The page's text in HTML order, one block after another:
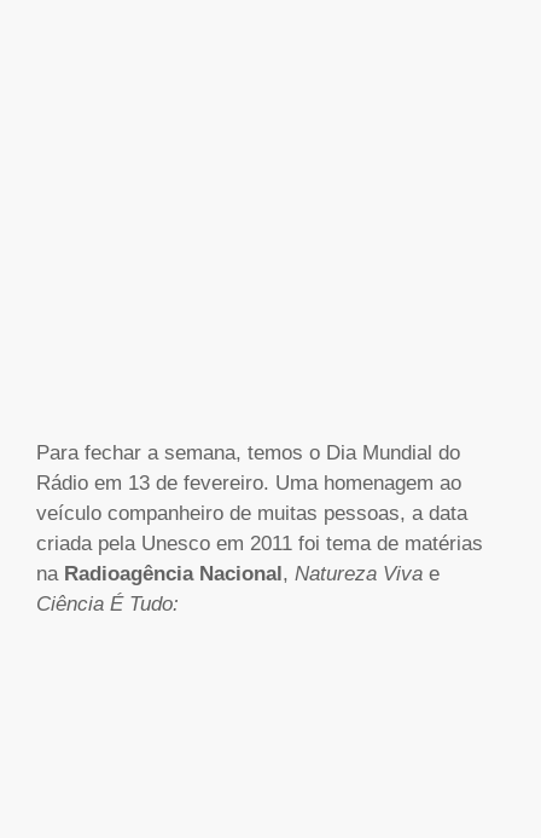
Para fechar a semana, temos o Dia Mundial do
Rádio em 13 de fevereiro. Uma homenagem ao
veículo companheiro de muitas pessoas, a data
criada pela Unesco em 2011 foi tema de matérias
na Radioagência Nacional , Natureza Viva e
Ciência É Tudo: